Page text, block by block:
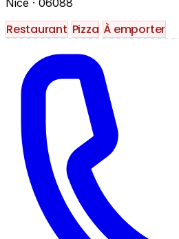
Nice · 06088
Restaurant Pizza À emporter